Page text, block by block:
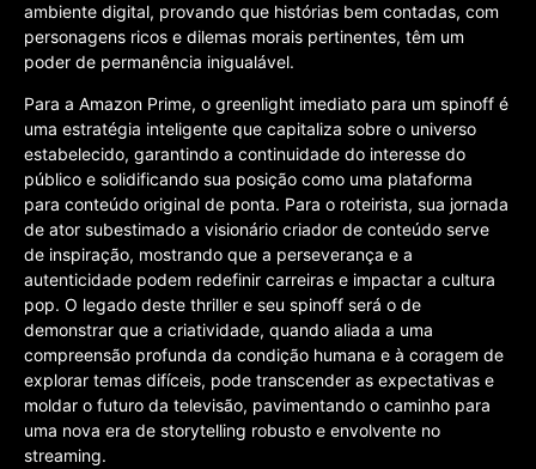
ambiente digital, provando que histórias bem contadas, com
personagens ricos e dilemas morais pertinentes, têm um
poder de permanência inigualável.
Para a Amazon Prime, o greenlight imediato para um spinoff é
uma estratégia inteligente que capitaliza sobre o universo
estabelecido, garantindo a continuidade do interesse do
público e solidificando sua posição como uma plataforma
para conteúdo original de ponta. Para o roteirista, sua jornada
de ator subestimado a visionário criador de conteúdo serve
de inspiração, mostrando que a perseverança e a
autenticidade podem redefinir carreiras e impactar a cultura
pop. O legado deste thriller e seu spinoff será o de
demonstrar que a criatividade, quando aliada a uma
compreensão profunda da condição humana e à coragem de
explorar temas difíceis, pode transcender as expectativas e
moldar o futuro da televisão, pavimentando o caminho para
uma nova era de storytelling robusto e envolvente no
streaming.